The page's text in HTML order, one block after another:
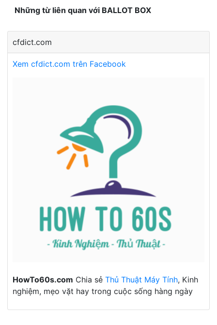
Những từ liên quan với BALLOT BOX
cfdict.com
Xem cfdict.com trên Facebook
HowTo60s.com Chia sẻ Thủ Thuật Máy Tính, Kinh
nghiệm, mẹo vặt hay trong cuộc sống hàng ngày